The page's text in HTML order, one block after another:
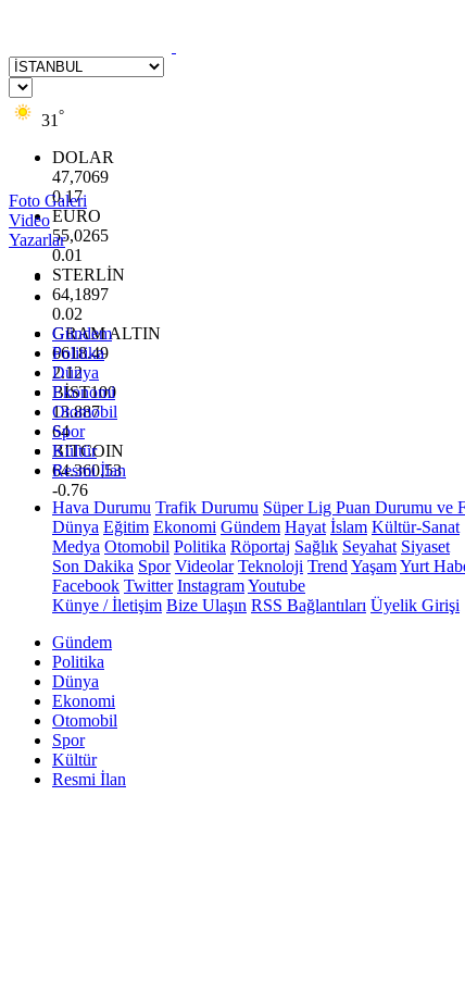
31 °
DOLAR
47,7069
0.17
EURO
55,0265
0.01
STERLİN
64,1897
0.02
GRAM ALTIN
6618.49
2.12
BİST100
13.887
64
BITCOIN
64.360,53
-0.76
Foto Galeri
Video
Yazarlar
Gündem
Politika
Dünya
Ekonomi
Otomobil
Spor
Kültür
Resmi İlan
Hava Durumu Trafik Durumu Süper Lig Puan Durumu ve
Dünya Eğitim Ekonomi Gündem Hayat İslam Kültür-Sanat
Medya Otomobil Politika Röportaj Sağlık Seyahat Siyaset
Son Dakika Spor Videolar Teknoloji Trend YaşamYurt
Facebook Twitter InstagramYoutube
Künye / İletişim Bize Ulaşın RSS Bağlantıları Üyelik Girişi
Gündem
Politika
Dünya
Ekonomi
Otomobil
Spor
Kültür
Resmi İlan